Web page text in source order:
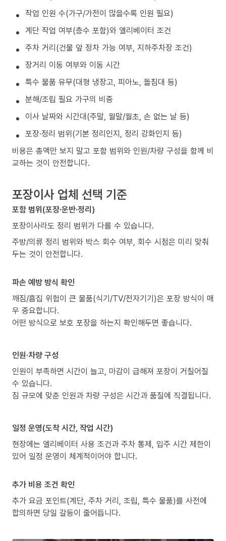
작업 인원 수(가구/가전이 많을수록 인원 필요)
계단 작업 여부(층수 포함)와 엘리베이터 조건
주차 거리(건물 앞 정차 가능 여부, 지하주차장 조건)
장거리 이동 여부와 이동 시간
특수 물품 유무(대형 냉장고, 피아노, 돌침대 등)
분해/조립 필요 가구의 비중
이사 날짜와 시간대(주말, 월말/월초, 손 없는 날 등)
포장·정리 범위(기본 정리인지, 정리 강화인지 등)
비용은 총액만 보지 말고 포함 범위와 인원/차량 구성을 함께 비
교하는 것이 안전합니다.
포장이사 업체 선택 기준
포함 범위(포장·운반·정리)
포장이사라도 정리 범위가 다를 수 있습니다.
주방/의류 정리 범위와 박스 회수 여부, 회수 시점은 미리 맞춰
두는 것이 안전합니다.
파손 예방 방식 확인
깨짐/흠집 위험이 큰 물품(식기/TV/전자기기)은 포장 방식이 매
우 중요합니다.
어떤 방식으로 보호 포장을 하는지 확인해두면 좋습니다.
인원·차량 구성
인원이 부족하면 시간이 늘고, 마감이 급해져 포장이 거칠어질
수 있습니다.
짐 규모에 맞춘 인원과 차량 구성은 시간과 품질에 직결됩니다.
일정 운영(도착 시간, 작업 시간)
현장에는 엘리베이터 사용 조건과 주차 통제, 입주 시간 제한이
있어 일정 운영이 체계적이어야 합니다.
추가 비용 조건 확인
추가 요금 포인트(계단, 주차 거리, 조립, 특수 물품)를 사전에
합의하면 당일 갈등이 줄어듭니다.